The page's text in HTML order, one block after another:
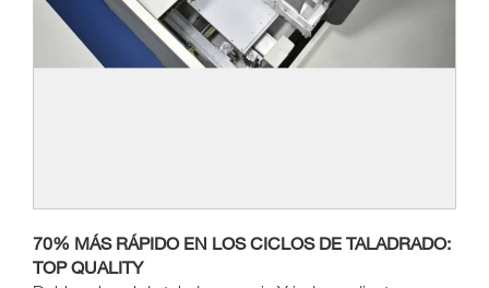
70% MÁS RÁPIDO EN LOS CICLOS DE TALADRADO:
TOP QUALITY